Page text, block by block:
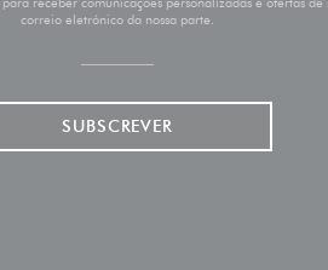
correio eletrónico da nossa parte.
SUBSCREVER